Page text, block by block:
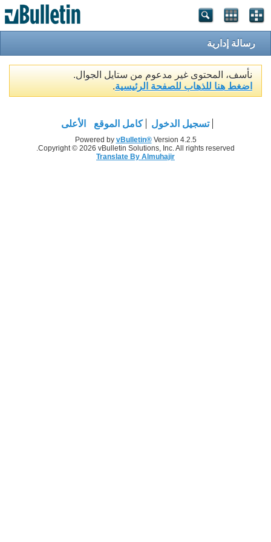
رسالة إدارية
نأسف، المحتوى غير مدعوم من ستايل الجوال.
اضغط هنا للذهاب للصفحة الرئيسية.
تسجيل الدخول كامل الموقع الأعلى
Powered by vBulletin®Version 4.2.5
Copyright © 2026 vBulletin Solutions, Inc. All rights reserved.
Translate By Almuhajir